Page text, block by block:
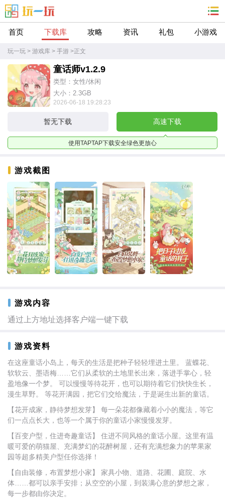
首页 下载库 攻略 资讯 礼包 小游戏
玩一玩 > 游戏库 > 手游 >正文
童话师v1.2.9
类型：女性/休闲
大小：2.3GB
2026-06-18 19:28:23
暂无下载 高速下载
使用TAPTAP下载安全绿色更放心
游戏截图
游戏内容
通过上方地址选择客户端一键下载
游戏资料
在这座童话小岛上，每天的生活是把种子轻轻埋进土里。 蓝蝶花、
软软云、墨语梅……它们从柔软的土地里长出来，落进手掌心，轻
盈地像一个梦。 可以慢慢等待花开，也可以期待着它们快快生长，
漫生草野。 等花开满园，把它们交给魔法，于是诞生出新的童话。
【花开成家，静待梦想发芽】 每一朵花都像藏着小小的魔法，等它
们一点点长大，也等一个属于你的童话小家慢慢发芽。
【百变户型，住进奇趣童话】 住进不同风格的童话小屋。这里有温
暖可爱的萌猫屋、充满梦幻的花醉树屋，还有充满想象力的苹果家
园等超多精美户型任你选择！
【自由装修，布置梦想小家】 家具小物、道路、花圃、庭院、水
体……都可以亲手安排；从空空的小屋，到装满心意的梦想之家，
每一步都由你决定。